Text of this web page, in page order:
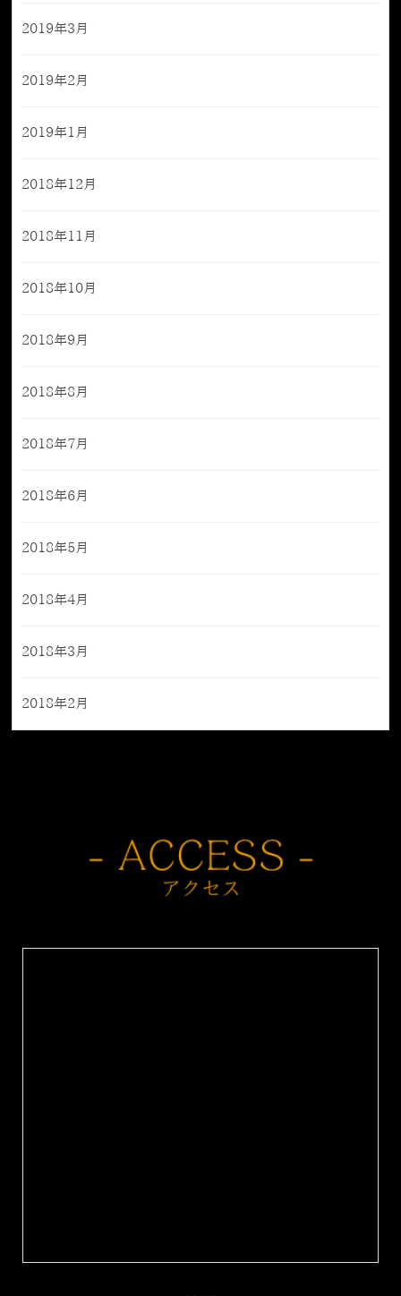
2019年3月
2019年2月
2019年1月
2018年12月
2018年11月
2018年10月
2018年9月
2018年8月
2018年7月
2018年6月
2018年5月
2018年4月
2018年3月
2018年2月